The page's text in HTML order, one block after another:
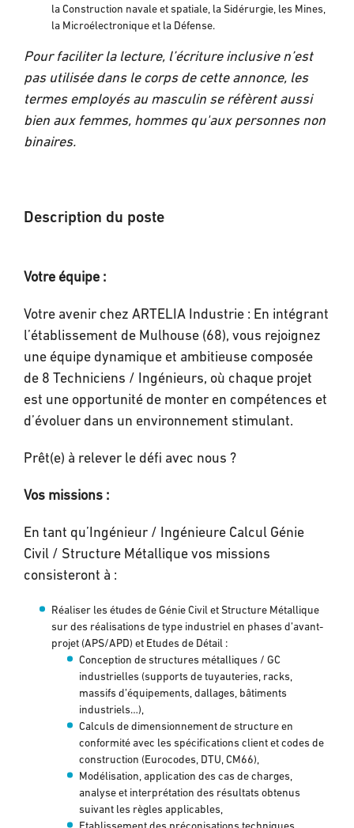
la Construction navale et spatiale, la Sidérurgie, les Mines,
la Microélectronique et la Défense.
Pour faciliter la lecture, l’écriture inclusive n’est
pas utilisée dans le corps de cette annonce, les
termes employés au masculin se réfèrent aussi
bien aux femmes, hommes qu'aux personnes non
binaires.
Description du poste
Votre équipe :
Votre avenir chez ARTELIA Industrie : En intégrant
l’établissement de Mulhouse (68), vous rejoignez
une équipe dynamique et ambitieuse composée
de 8 Techniciens / Ingénieurs, où chaque projet
est une opportunité de monter en compétences et
d’évoluer dans un environnement stimulant.
Prêt(e) à relever le défi avec nous ?
Vos missions :
En tant qu’Ingénieur / Ingénieure Calcul Génie
Civil / Structure Métallique vos missions
consisteront à :
Réaliser les études de Génie Civil et Structure Métallique
sur des réalisations de type industriel en phases d’avant-
projet (APS/APD) et Etudes de Détail :
Conception de structures métalliques / GC
industrielles (supports de tuyauteries, racks,
massifs d’équipements, dallages, bâtiments
industriels…),
Calculs de dimensionnement de structure en
conformité avec les spécifications client et codes de
construction (Eurocodes, DTU, CM66),
Modélisation, application des cas de charges,
analyse et interprétation des résultats obtenus
suivant les règles applicables,